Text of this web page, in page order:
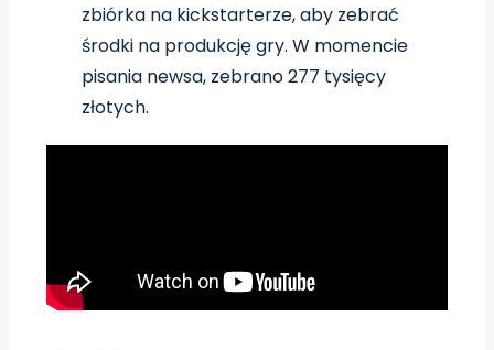
zbiórka na kickstarterze, aby zebrać
środki na produkcję gry. W momencie
pisania newsa, zebrano 277 tysięcy
złotych.